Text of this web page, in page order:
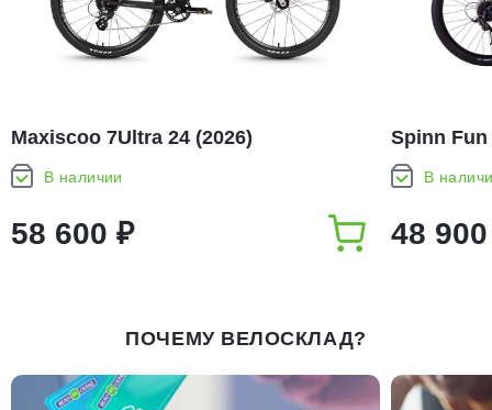
Maxiscoo 7Ultra 24 (2026)
В наличии
58 600 ₽
Spinn Fun
В
48
ПОЧЕМУ ВЕЛОСКЛАД?